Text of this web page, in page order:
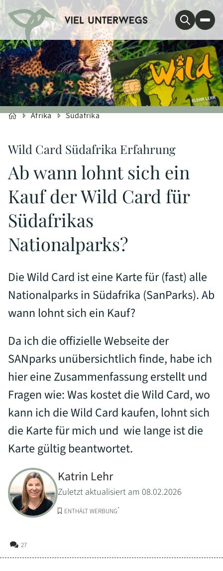
Afrika Südafrika
Wild Card Südafrika Erfahrung
Ab wann lohnt sich ein
Kauf der Wild Card für
Südafrikas
Nationalparks?
Die Wild Card ist eine Karte für (fast) alle
Nationalparks in Südafrika (SanParks). Ab
wann lohnt sich ein Kauf?
Da ich die offizielle Webseite der
SANparks unübersichtlich finde, habe ich
hier eine Zusammenfassung erstellt und
Fragen wie: Was kostet die Wild Card, wo
kann ich die Wild Card kaufen, lohnt sich
die Karte für mich und wie lange ist die
Karte gültig beantwortet.
Katrin Lehr
Zuletzt aktualisiert am 08.02.2026
ENTHÄLT WERBUNG*
27